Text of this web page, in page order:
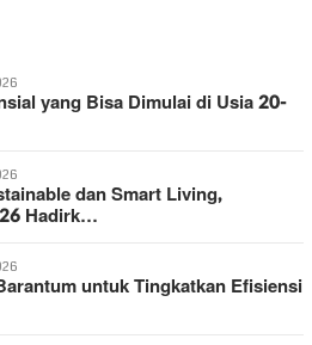
yang Bisa Dimulai di Usia 20-
dan Smart Living,
Hadirk…
untuk Tingkatkan Efisiensi